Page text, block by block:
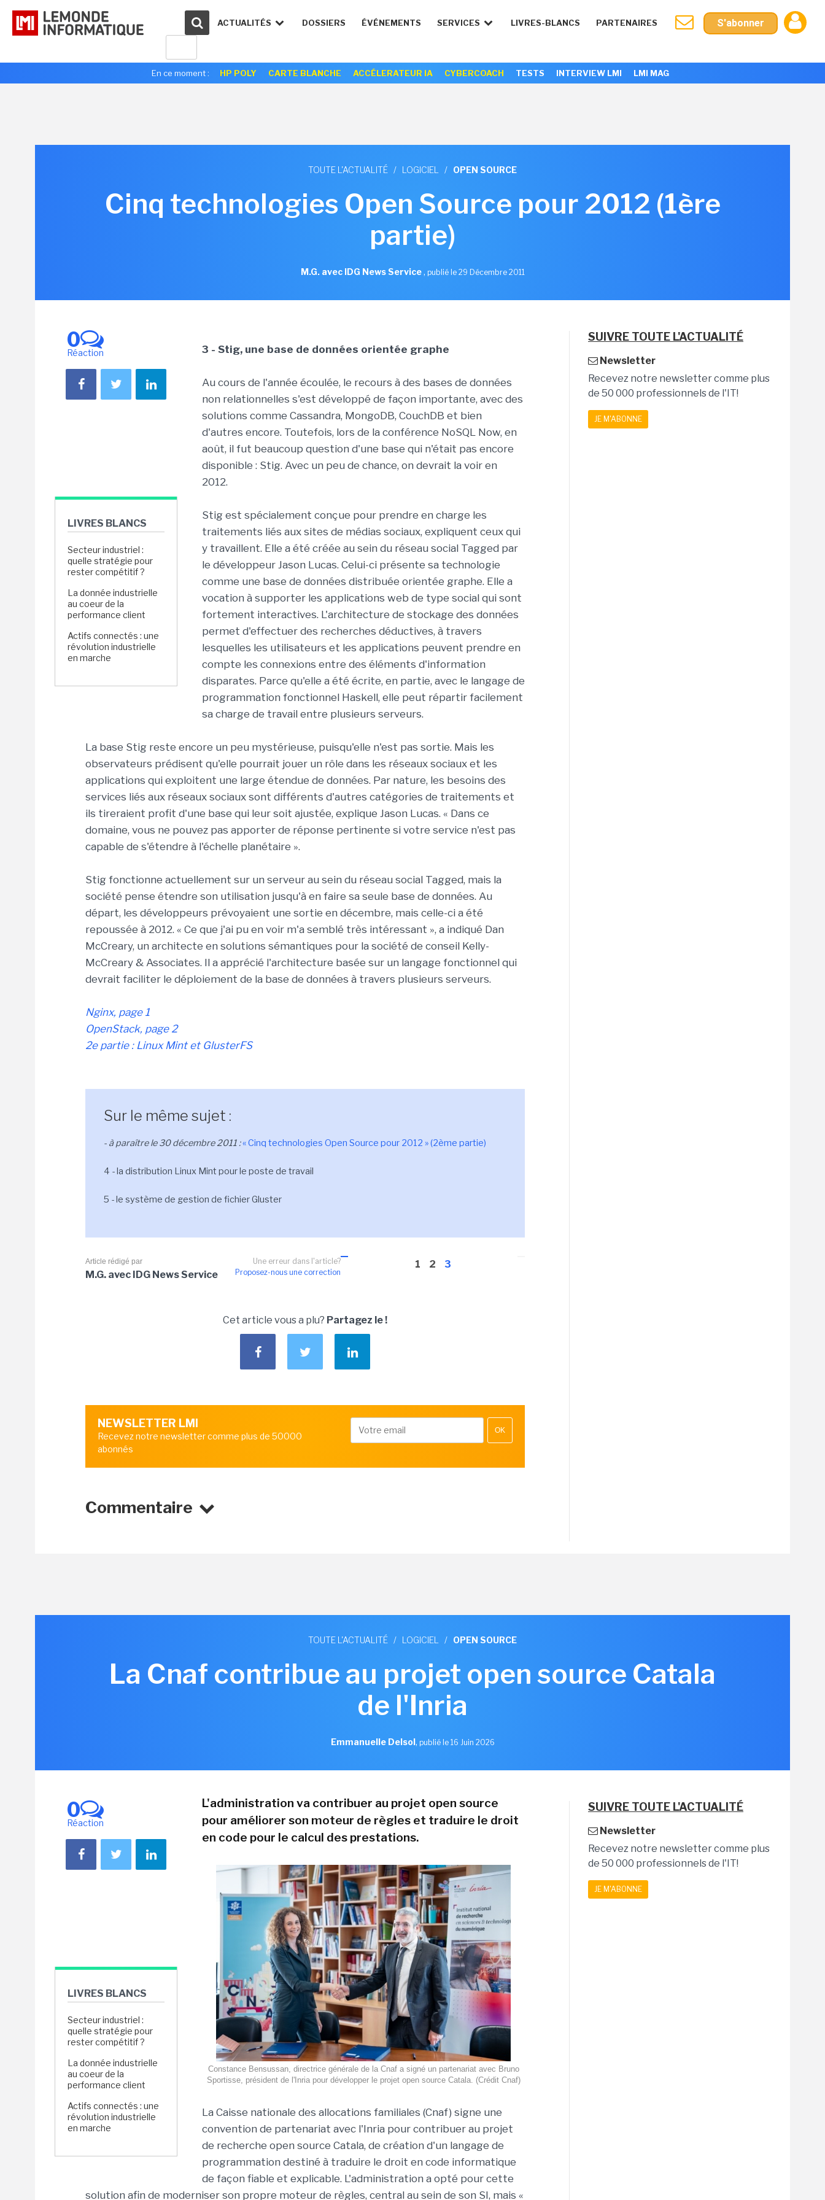
ACTUALITÉS DOSSIERS ÉVÉNEMENTS SERVICES LIVRES-BLANCS PARTENAIRES S'abonner
En ce moment : HP POLY CARTE BLANCHE ACCÉLERATEUR IA CYBERCOACH TESTS INTERVIEW LMI LMI MAG
TOUTE L'ACTUALITÉ / LOGICIEL / OPEN SOURCE
Cinq technologies Open Source pour 2012 (1ère
partie)
M.G. avec IDG News Service, publié le 29 Décembre 2011
0
Réaction
LIVRES BLANCS
Secteur industriel :
quelle stratégie pour
rester compétitif ?
La donnée industrielle
au coeur de la
performance client
Actifs connectés : une
révolution industrielle
en marche
3 - Stig, une base de données orientée graphe
Au cours de l'année écoulée, le recours à des bases de données
non relationnelles s'est développé de façon importante, avec des
solutions comme Cassandra, MongoDB, CouchDB et bien
d'autres encore. Toutefois, lors de la conférence NoSQL Now, en
août, il fut beaucoup question d'une base qui n'était pas encore
disponible : Stig. Avec un peu de chance, on devrait la voir en
2012.
Stig est spécialement conçue pour prendre en charge les
traitements liés aux sites de médias sociaux, expliquent ceux qui
y travaillent. Elle a été créée au sein du réseau social Tagged par
le développeur Jason Lucas. Celui-ci présente sa technologie
comme une base de données distribuée orientée graphe. Elle a
vocation à supporter les applications web de type social qui sont
fortement interactives. L'architecture de stockage des données
permet d'effectuer des recherches déductives, à travers
lesquelles les utilisateurs et les applications peuvent prendre en
compte les connexions entre des éléments d'information
disparates. Parce qu'elle a été écrite, en partie, avec le langage de
programmation fonctionnel Haskell, elle peut répartir facilement
sa charge de travail entre plusieurs serveurs.
La base Stig reste encore un peu mystérieuse, puisqu'elle n'est pas sortie. Mais les
observateurs prédisent qu'elle pourrait jouer un rôle dans les réseaux sociaux et les
applications qui exploitent une large étendue de données. Par nature, les besoins des
services liés aux réseaux sociaux sont différents d'autres catégories de traitements et
ils tireraient profit d'une base qui leur soit ajustée, explique Jason Lucas. « Dans ce
domaine, vous ne pouvez pas apporter de réponse pertinente si votre service n'est pas
capable de s'étendre à l'échelle planétaire ».
Stig fonctionne actuellement sur un serveur au sein du réseau social Tagged, mais la
société pense étendre son utilisation jusqu'à en faire sa seule base de données. Au
départ, les développeurs prévoyaient une sortie en décembre, mais celle-ci a été
repoussée à 2012. « Ce que j'ai pu en voir m'a semblé très intéressant », a indiqué Dan
McCreary, un architecte en solutions sémantiques pour la société de conseil Kelly-
McCreary & Associates. Il a apprécié l'architecture basée sur un langage fonctionnel qui
devrait faciliter le déploiement de la base de données à travers plusieurs serveurs.
Nginx, page 1
OpenStack, page 2
2e partie : Linux Mint et GlusterFS
Sur le même sujet :
- à paraître le 30 décembre 2011 :« Cinq technologies Open Source pour 2012 »(2ème partie)
4 - la distribution Linux Mint pour le poste de travail
5 - le système de gestion de fichier Gluster
1 2 3
Une erreur dans l'article?
Proposez-nous une correction
Article rédigé par
M.G. avec IDG News Service
Cet article vous a plu? Partagez le !
NEWSLETTER LMI
Recevez notre newsletter comme plus de 50000
abonnés
OK
Commentaire
SUIVRE TOUTE L'ACTUALITÉ
Newsletter
Recevez notre newsletter comme plus
de 50 000 professionnels de l'IT!
JE M'ABONNE
TOUTE L'ACTUALITÉ / LOGICIEL / OPEN SOURCE
La Cnaf contribue au projet open source Catala
de l'Inria
Emmanuelle Delsol, publié le 16 Juin 2026
0
Réaction
LIVRES BLANCS
Secteur industriel :
quelle stratégie pour
rester compétitif ?
La donnée industrielle
au coeur de la
performance client
Actifs connectés : une
révolution industrielle
en marche
L'administration va contribuer au projet open source
pour améliorer son moteur de règles et traduire le droit
en code pour le calcul des prestations.
Constance Bensussan, directrice générale de la Cnaf a signé un partenariat avec Bruno
Sportisse, président de l'Inria pour développer le projet open source Catala. (Crédit Cnaf)
La Caisse nationale des allocations familiales (Cnaf) signe une
convention de partenariat avec l'Inria pour contribuer au projet
de recherche open source Catala, de création d'un langage de
programmation destiné à traduire le droit en code informatique
de façon fiable et explicable. L'administration a opté pour cette
solution afin de moderniser son propre moteur de règles, central au sein de son SI, mais «
SUIVRE TOUTE L'ACTUALITÉ
Newsletter
Recevez notre newsletter comme plus
de 50 000 professionnels de l'IT!
JE M'ABONNE